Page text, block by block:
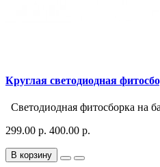
Круглая светодиодная
Светодиодная фитосборка на
299.00 р. 400.00 р.
В корзину